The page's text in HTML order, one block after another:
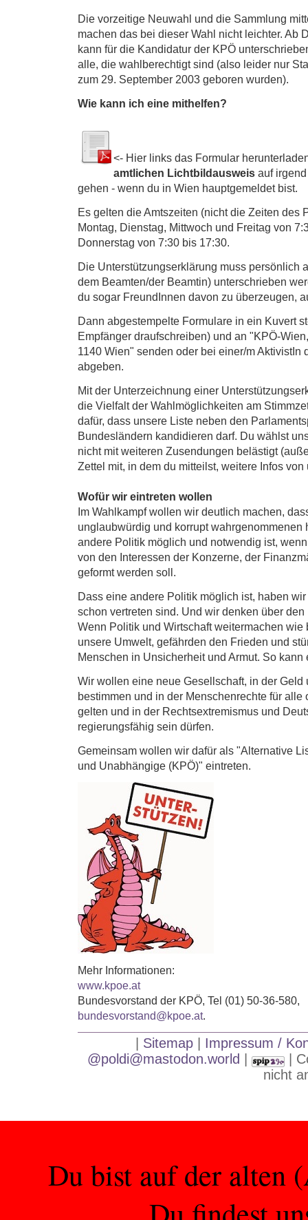
Die vorzeitige Neuwahl und die Sammlung
machen das bei dieser Wahl nicht leichter. Ab
kann für die Kandidatur der KPÖ
alle, die wahlberechtigt sind (also leider nur
zum 29. September 2003 geboren wurden).
Wie kann ich eine mithelfen?
<- Hier links das Formular
amtlichen Lichtbildausweis auf
gehen - wenn du in Wien hauptgemeldet bist.
Es gelten die Amtszeiten (nicht die Zeiten des
Montag, Dienstag, Mittwoch und Freitag von
Donnerstag von 7:30 bis 17:30.
Die Unterstützungserklärung muss persönlich
dem Beamten/der Beamtin) unterschrieben
du sogar FreundInnen davon zu überzeugen,
Dann abgestempelte Formulare in ein Kuvert
Empfänger draufschreiben) und an "KPÖ-
1140 Wien" senden oder bei einer/m AktivistIn
abgeben.
Mit der Unterzeichnung einer
die Vielfalt der Wahlmöglichkeiten am
dafür, dass unsere Liste neben den
Bundesländern kandidieren darf. Du wählst
nicht mit weiteren Zusendungen belästigt
Zettel mit, in dem du mitteilst, weitere Infos
Wofür wir eintreten wollen
Im Wahlkampf wollen wir deutlich machen,
unglaubwürdig und korrupt wahrgenommenen
andere Politik möglich und notwendig ist,
von den Interessen der Konzerne, der
geformt werden soll.
Dass eine andere Politik möglich ist, haben
schon vertreten sind. Und wir denken über
Wenn Politik und Wirtschaft weitermachen wie
unsere Umwelt, gefährden den Frieden und
Menschen in Unsicherheit und Armut. So kann
Wir wollen eine neue Gesellschaft, in der Geld
bestimmen und in der Menschenrechte für alle
gelten und in der Rechtsextremismus und
regierungsfähig sein dürfen.
Gemeinsam wollen wir dafür als "Alternative
und Unabhängige (KPÖ)" eintreten.
Mehr Informationen:
www.kpoe.at
Bundesvorstand der KPÖ, Tel (01) 50-36-580,
bundesvorstand@kpoe.at.
Sitemap
Impressum /
@poldi@mastodon.world
|
nicht
Du bist auf der alten